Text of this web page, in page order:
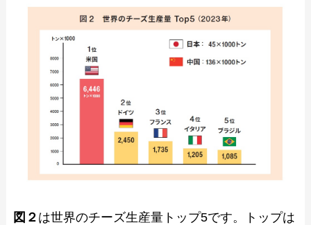
図２ は世界のチーズ生産量トップ5です。トップは